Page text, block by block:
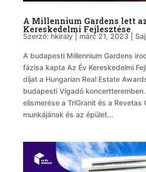
A Millennium Gardens lett
Kereskedelmi Fejlesztése
Szerző: hkiraly| márc 21, 2023
A budapesti Millennium Gardens
fázisa kapta Az Év Kereskedelmi
díjat a Hungarian Real Estate
budapesti Vigadó
elismerése a TriGranit és a Revetas
munkájának és az épület...